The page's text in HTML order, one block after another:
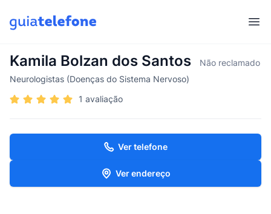
Kamila Bolzan dos Santos
Não reclamado
Neurologistas (Doenças do Sistema Nervoso)
1 avaliação
Ver telefone
Ver endereço